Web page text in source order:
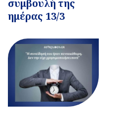
συμβουλή της
ημέρας 13/3